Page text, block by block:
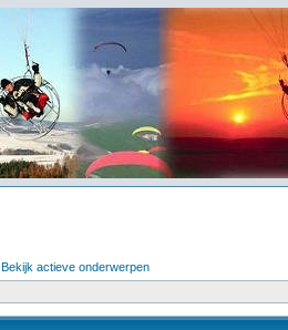
Bekijk actieve onderwerpen